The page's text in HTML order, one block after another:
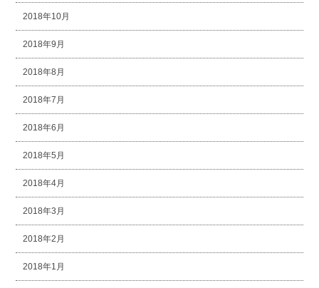
2018年10月
2018年9月
2018年8月
2018年7月
2018年6月
2018年5月
2018年4月
2018年3月
2018年2月
2018年1月